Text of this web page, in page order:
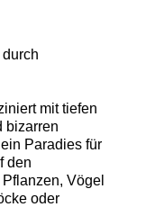
durch
mit tiefen
bizarren
Paradies für
den
Vögel
oder